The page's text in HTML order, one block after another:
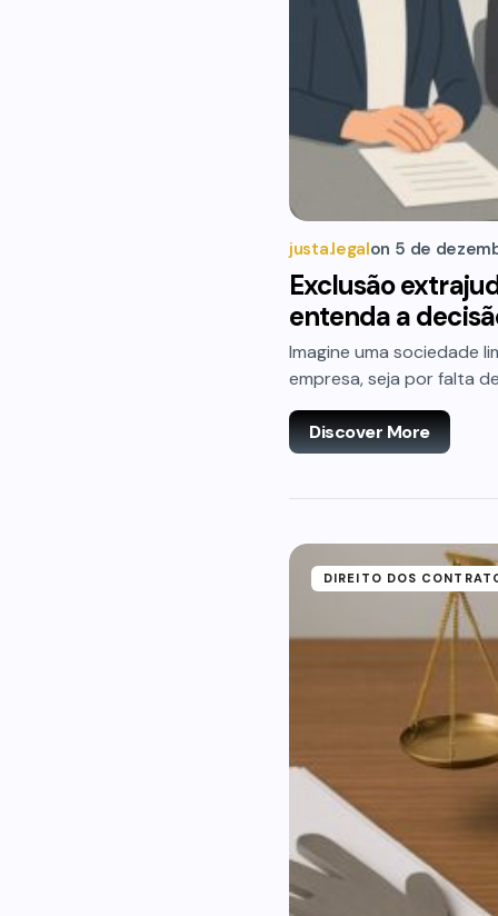
justa.legalon 5 de
Exclusão
entenda a
Imagine uma sociedade
empresa, seja por falta
Discover More
DIREITO DOS